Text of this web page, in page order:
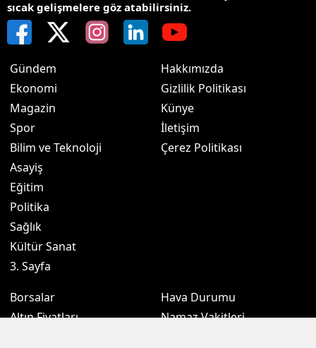
sıcak gelişmelere göz atabilirsiniz.
Gündem
Ekonomi
Magazin
Spor
Bilim ve Teknoloji
Asayiş
Eğitim
Politika
Sağlık
Kültür Sanat
3. Sayfa
Hakkımızda
Gizlilik Politikası
Künye
İletişim
Çerez Politikası
Borsalar
Altın Fiyatları
Hava Durumu
Namaz Vakitleri